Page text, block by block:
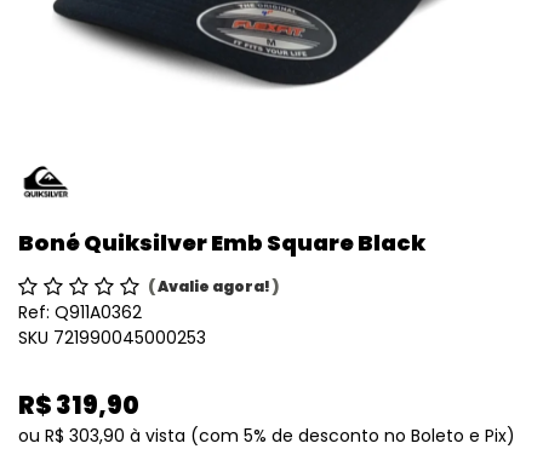
Boné Quiksilver Emb Square Black
(Avalie agora!)
Ref: Q911A0362
SKU 721990045000253
R$ 319,90
ou R$ 303,90 à vista (com 5% de desconto no Boleto e Pix)